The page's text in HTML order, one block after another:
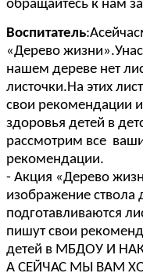
обращайтесь к нам
Воспитатель
«Дерево
нашем дереве нет
листочки.На этих
свои рекомендации
здоровья детей в
рассмотрим все
рекомендации.
- Акция «Дерево
изображение ствола
подготавливаются
пишут свои
детей в МБДОУ И
А СЕЙЧАС МЫ ВАМ